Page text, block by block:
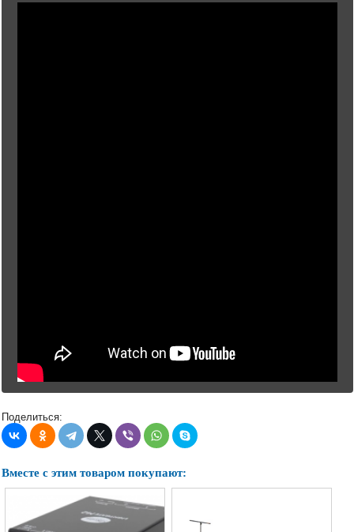
Поделиться:
Вместе с этим товаром покупают: